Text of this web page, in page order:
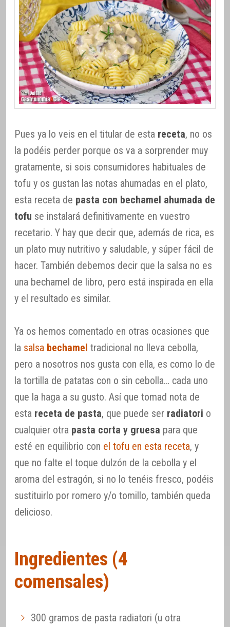
Pues ya lo veis en el titular de esta receta, no os
la podéis perder porque os va a sorprender muy
gratamente, si sois consumidores habituales de
tofu y os gustan las notas ahumadas en el plato,
esta receta de pasta con bechamel ahumada de
tofu se instalará definitivamente en vuestro
recetario. Y hay que decir que, además de rica, es
un plato muy nutritivo y saludable, y súper fácil de
hacer. También debemos decir que la salsa no es
una bechamel de libro, pero está inspirada en ella
y el resultado es similar.
Ya os hemos comentado en otras ocasiones que
la salsa bechamel tradicional no lleva cebolla,
pero a nosotros nos gusta con ella, es como lo de
la tortilla de patatas con o sin cebolla… cada uno
que la haga a su gusto. Así que tomad nota de
esta receta de pasta, que puede ser radiatori o
cualquier otra pasta corta y gruesa para que
esté en equilibrio con el tofu en esta receta, y
que no falte el toque dulzón de la cebolla y el
aroma del estragón, si no lo tenéis fresco, podéis
sustituirlo por romero y/o tomillo, también queda
delicioso.
Ingredientes (4
comensales)
300 gramos de pasta radiatori (u otra